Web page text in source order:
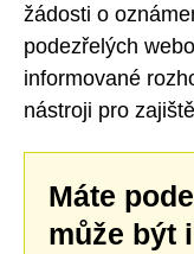
žádosti o
podezřelých
informované
nástroji pro
Máte
může být